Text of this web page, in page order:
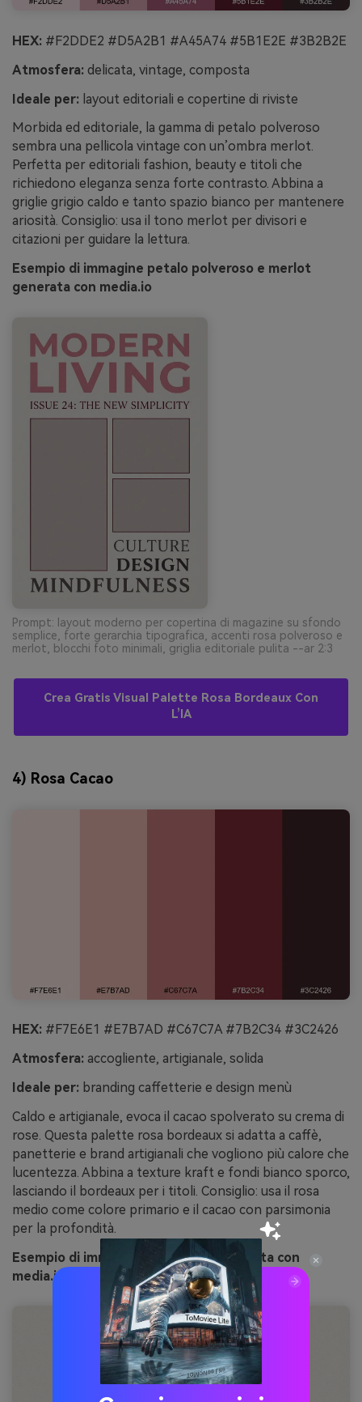
HEX: #F2DDE2 #D5A2B1 #A45A74 #5B1E2E #3B2B2E
Atmosfera: delicata, vintage, composta
Ideale per: layout editoriali e copertine di riviste
Morbida ed editoriale, la gamma di petalo polveroso
sembra una pellicola vintage con un’ombra merlot.
Perfetta per editoriali fashion, beauty e titoli che
richiedono eleganza senza forte contrasto. Abbina a
griglie grigio caldo e tanto spazio bianco per mantenere
ariosità. Consiglio: usa il tono merlot per divisori e
citazioni per guidare la lettura.
Esempio di immagine petalo polveroso e merlot
generata con media.io
Prompt: layout moderno per copertina di magazine su sfondo
semplice, forte gerarchia tipografica, accenti rosa polveroso e
merlot, blocchi foto minimali, griglia editoriale pulita --ar 2:3
Crea Gratis Visual Palette Rosa Bordeaux Con
L’IA
4) Rosa Cacao
HEX: #F7E6E1 #E7B7AD #C67C7A #7B2C34 #3C2426
Atmosfera: accogliente, artigianale, solida
Ideale per: branding caffetterie e design menù
Caldo e artigianale, evoca il cacao spolverato su crema di
rose. Questa palette rosa bordeaux si adatta a caffè,
panetterie e brand artigianali che vogliono più calore che
lucentezza. Abbina a texture kraft e fondi bianco sporco,
lasciando il bordeaux per i titoli. Consiglio: usa il rosa
medio come colore primario e il cacao con parsimonia
per la profondità.
Esempio di immagine rosa cacao generata con
media.io